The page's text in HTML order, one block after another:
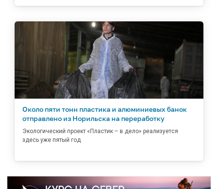
Около пяти тонн пластика и алюминиевых банок
отправлено из Норильска на переработку
Экологический проект «Пластик – в дело» реализуется
здесь уже пятый год